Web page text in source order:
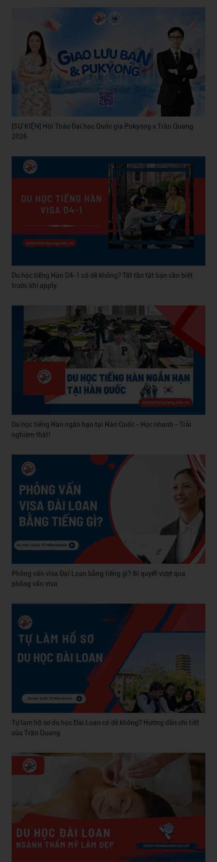
[SỰ KIỆN] Hội Thảo Đại học Quốc gia Pukyong x Trần Quang
2026
Du học tiếng Hàn D4-1 có dễ không? Tất tần tật bạn cần biết
trước khi apply
Du học tiếng Hàn ngắn hạn tại Hàn Quốc - Học nhanh - Trải
nghiệm thật!
Phỏng vấn visa Đài Loan bằng tiếng gì? Bí quyết vượt qua
phỏng vấn visa
Tự làm hồ sơ du học Đài Loan có dễ không? Hướng dẫn chi tiết
của Trần Quang